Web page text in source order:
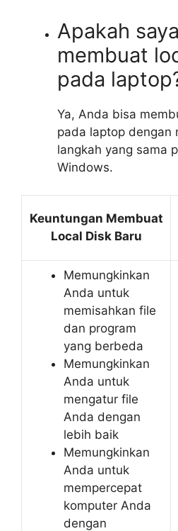
Apakah
membuat
pada
Ya, Anda bisa
pada laptop dengan
langkah yang sama
Windows.
Keuntungan Membuat
Local Disk Baru
Memungkinkan
Anda untuk
memisahkan file
dan program
yang berbeda
Memungkinkan
Anda untuk
mengatur file
Anda dengan
lebih baik
Memungkinkan
Anda untuk
mempercepat
komputer Anda
dengan